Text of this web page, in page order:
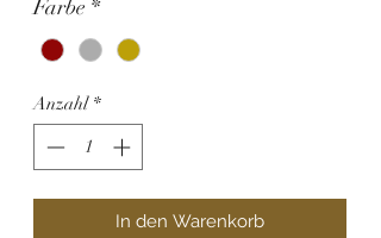
Farbe *
Anzahl *
In den Warenkorb